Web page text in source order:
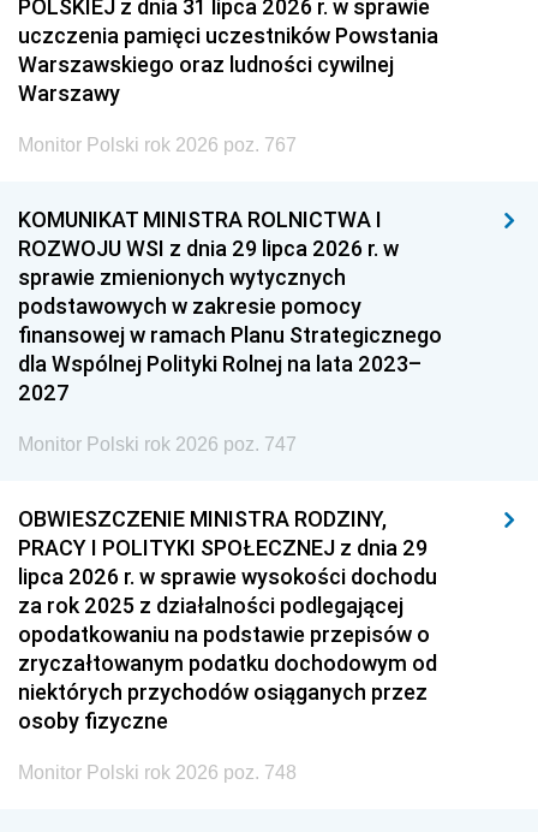
POLSKIEJ z dnia 31 lipca 2026 r. w sprawie
uczczenia pamięci uczestników Powstania
Warszawskiego oraz ludności cywilnej
Warszawy
Monitor Polski rok 2026 poz. 767
KOMUNIKAT MINISTRA ROLNICTWA I
ROZWOJU WSI z dnia 29 lipca 2026 r. w
sprawie zmienionych wytycznych
podstawowych w zakresie pomocy
finansowej w ramach Planu Strategicznego
dla Wspólnej Polityki Rolnej na lata 2023–
2027
Monitor Polski rok 2026 poz. 747
OBWIESZCZENIE MINISTRA RODZINY,
PRACY I POLITYKI SPOŁECZNEJ z dnia 29
lipca 2026 r. w sprawie wysokości dochodu
za rok 2025 z działalności podlegającej
opodatkowaniu na podstawie przepisów o
zryczałtowanym podatku dochodowym od
niektórych przychodów osiąganych przez
osoby fizyczne
Monitor Polski rok 2026 poz. 748